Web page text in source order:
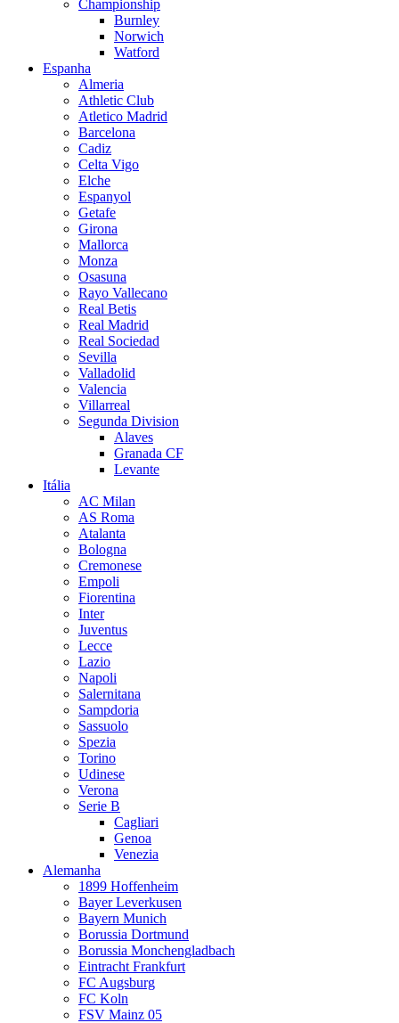
Championship
Burnley
Norwich
Watford
Espanha
Almeria
Athletic Club
Atletico Madrid
Barcelona
Cadiz
Celta Vigo
Elche
Espanyol
Getafe
Girona
Mallorca
Monza
Osasuna
Rayo Vallecano
Real Betis
Real Madrid
Real Sociedad
Sevilla
Valladolid
Valencia
Villarreal
Segunda Division
Alaves
Granada CF
Levante
Itália
AC Milan
AS Roma
Atalanta
Bologna
Cremonese
Empoli
Fiorentina
Inter
Juventus
Lecce
Lazio
Napoli
Salernitana
Sampdoria
Sassuolo
Spezia
Torino
Udinese
Verona
Serie B
Cagliari
Genoa
Venezia
Alemanha
1899 Hoffenheim
Bayer Leverkusen
Bayern Munich
Borussia Dortmund
Borussia Monchengladbach
Eintracht Frankfurt
FC Augsburg
FC Koln
FSV Mainz 05